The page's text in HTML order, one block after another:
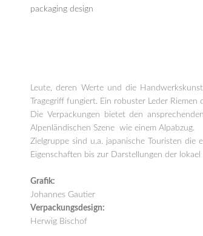
packaging design
Leute, deren Werte und die
Tragegriff fungiert. Ein robuster Leder
Die Verpackungen bietet den
Alpenländischen Szene wie einem Alpabzug.
Zielgruppe sind u.a. japanische Touristen
Eigenschaften bis zur Darstellungen der
Grafik:
Johannes Gautier
Verpackungsdesign:
Herwig Bischof